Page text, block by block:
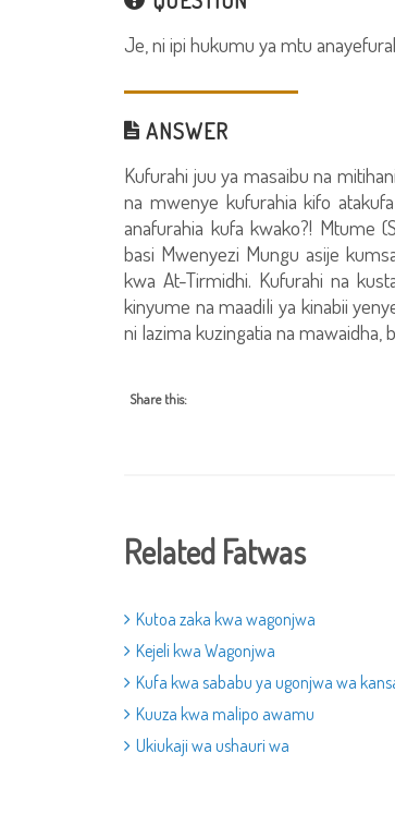
Je, ni ipi hukumu ya mtu
ANSWER
Kufurahi juu ya masaibu na
na mwenye kufurahia kifo
anafurahia kufa kwako?! Mtume
basi Mwenyezi Mungu asije
kwa At-Tirmidhi. Kufurahi na
kinyume na maadili ya kinabii
ni lazima kuzingatia na mawaidha,
Share this:
Related Fatwas
Kutoa zaka kwa wagonjwa
Kejeli kwa Wagonjwa
Kufa kwa sababu ya ugonjwa wa
Kuuza kwa malipo awamu
Ukiukaji wa ushauri wa